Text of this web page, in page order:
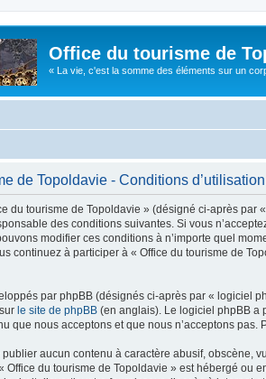
Office du tourisme de
« La vie, c'est la somme des éléments sur un
de Topoldavie - Conditions d’utilisation
du tourisme de Topoldavie » (désigné ci-après
des conditions suivantes. Si vous
modifier ces conditions à n’importe quel
continuez à participer à « Office du tourisme de
par phpBB (désignés ci-après par « logiciel
le site de phpBB (en anglais). Le logiciel phpBB a
que nous acceptons et que nous n’acceptons
aucun contenu à caractère abusif, obscène,
Office du tourisme de Topoldavie » est hébergé ou